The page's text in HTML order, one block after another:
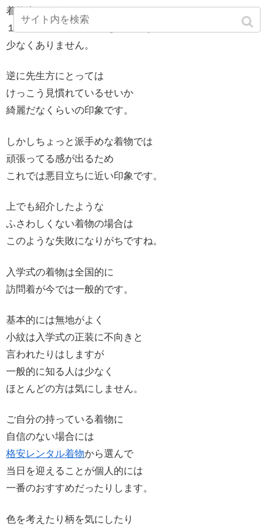
着物姿というだけで
１ランク上の装いに見えることも
少なくありません。
逆に先生方にとっては
けっこう見慣れているせいか
綺麗だなくらいの印象です。
しかしちょっと派手めな着物では
頑張ってる感が出るため
これでは悪目立ちに近い印象です。
上でも紹介したような
ふさわしくない着物の場合は
このような失敗になりがちですね。
入学式の着物は全国的に
訪問着が今では一般的です。
基本的には無地がよく
小紋は入学式の正装に不向きと
言われたりはしますが
一般的に知る人は少なく
ほとんどの方は気にしません。
ご自分の持っている着物に
自信のない場合には
格安レンタル着物から選んで
当日を迎えることが個人的には
一番のおすすめだったりします。
色を考えたり柄を気にしたり